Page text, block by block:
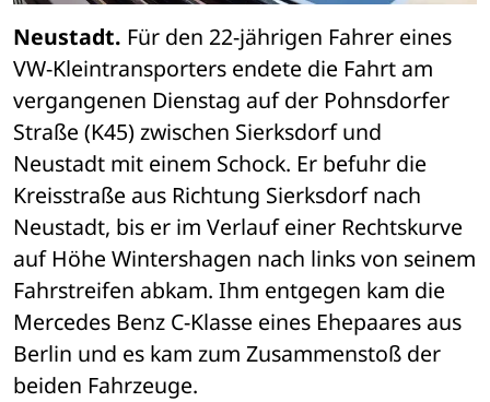
Neustadt. Für den 22-jährigen Fahrer eines
VW-Kleintransporters endete die Fahrt am
vergangenen Dienstag auf der Pohnsdorfer
Straße (K45) zwischen Sierksdorf und
Neustadt mit einem Schock. Er befuhr die
Kreisstraße aus Richtung Sierksdorf nach
Neustadt, bis er im Verlauf einer Rechtskurve
auf Höhe Wintershagen nach links von seinem
Fahrstreifen abkam. Ihm entgegen kam die
Mercedes Benz C-Klasse eines Ehepaares aus
Berlin und es kam zum Zusammenstoß der
beiden Fahrzeuge.